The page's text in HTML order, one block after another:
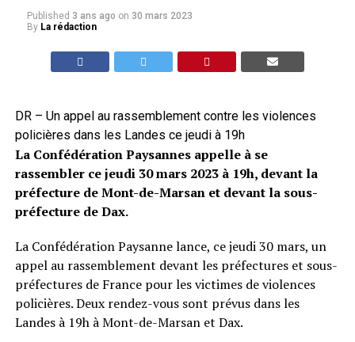
Published 3 ans ago on 30 mars 2023
By La rédaction
DR – Un appel au rassemblement contre les violences
policières dans les Landes ce jeudi à 19h
La Confédération Paysannes appelle à se
rassembler ce jeudi 30 mars 2023 à 19h, devant la
préfecture de Mont-de-Marsan et devant la sous-
préfecture de Dax.
La Confédération Paysanne lance, ce jeudi 30 mars, un
appel au rassemblement devant les préfectures et sous-
préfectures de France pour les victimes de violences
policières. Deux rendez-vous sont prévus dans les
Landes à 19h à Mont-de-Marsan et Dax.